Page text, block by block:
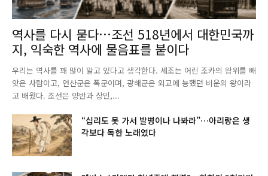
역사를 다시 묻다…조선 518년에서 대한민국까
지, 익숙한 역사에 물음표를 붙이다
우리는 역사를 꽤 많이 알고 있다고 생각한다. 세조는 어린 조카의 왕위를 빼
앗은 사람이고, 연산군은 폭군이며, 광해군은 외교에 능했던 비운의 왕이라
고 배웠다. 조선은 양반과 상민,...
“십리도 못 가서 발병이나 나봐라”…아리랑은 생
각보다 독한 노래였다